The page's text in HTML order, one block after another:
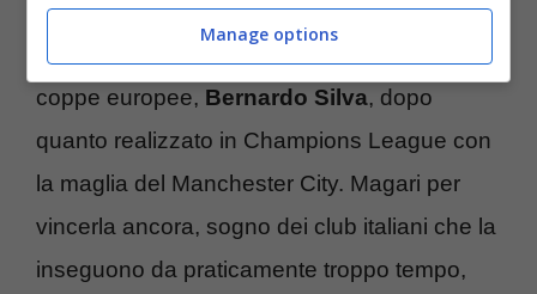
Vuole giocare in una big d’Europa e nelle
coppe europee, Bernardo Silva, dopo
quanto realizzato in Champions League con
la maglia del Manchester City. Magari per
vincerla ancora, sogno dei club italiani che la
inseguono da praticamente troppo tempo,
Manage options